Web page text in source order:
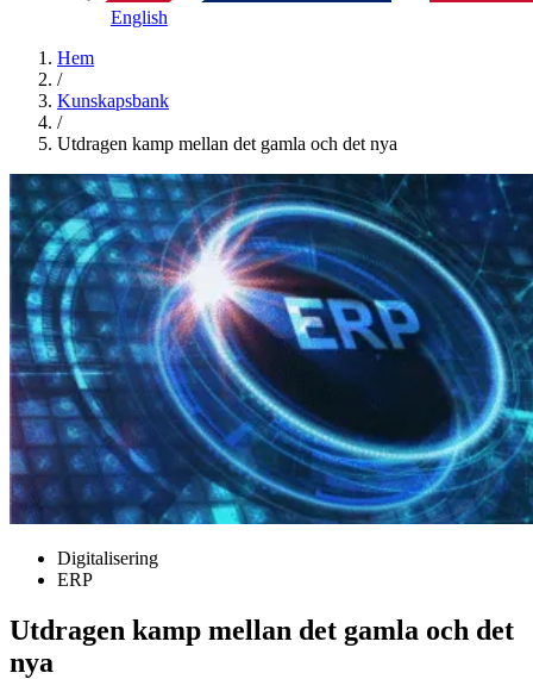
English
Hem
/
Kunskapsbank
/
Utdragen kamp mellan det gamla och det nya
Digitalisering
ERP
Utdragen kamp mellan det gamla och det
nya